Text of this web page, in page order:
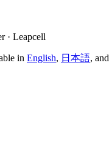
· Leapcell
in English, 日本語, and